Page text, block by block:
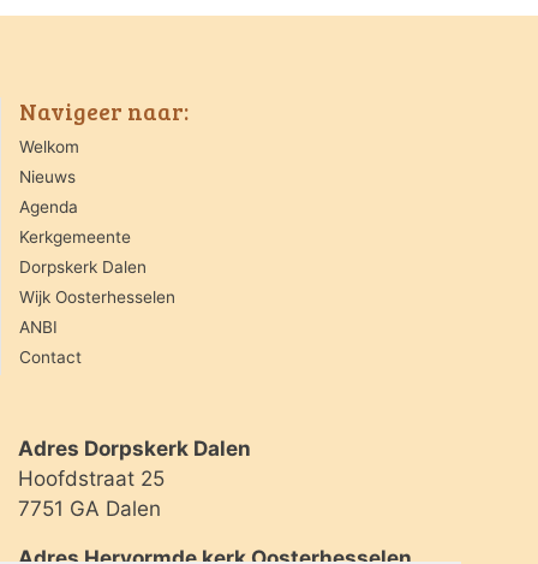
Navigeer naar:
Welkom
Nieuws
Agenda
Kerkgemeente
Dorpskerk Dalen
Wijk Oosterhesselen
ANBI
Contact
Adres Dorpskerk Dalen
Hoofdstraat 25
7751 GA Dalen
Adres Hervormde kerk Oosterhesselen